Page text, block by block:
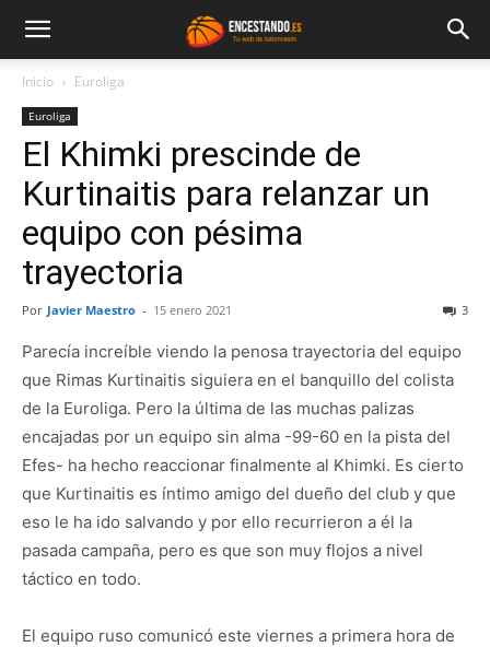
Inicio Euroliga
Euroliga
El Khimki prescinde de
Kurtinaitis para relanzar un
equipo con pésima
trayectoria
Por Javier Maestro - 15 enero 2021 3
Parecía increíble viendo la penosa trayectoria del equipo
que Rimas Kurtinaitis siguiera en el banquillo del colista
de la Euroliga. Pero la última de las muchas palizas
encajadas por un equipo sin alma -99-60 en la pista del
Efes- ha hecho reaccionar finalmente al Khimki. Es cierto
que Kurtinaitis es íntimo amigo del dueño del club y que
eso le ha ido salvando y por ello recurrieron a él la
pasada campaña, pero es que son muy flojos a nivel
táctico en todo.
El equipo ruso comunicó este viernes a primera hora de